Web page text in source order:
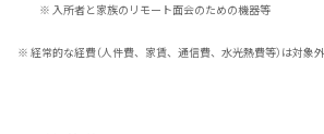
※ 入所者と家族のリモート面会のための機器等
※ 経常的な経費（人件費、家賃、通信費、水光熱費等）は対象